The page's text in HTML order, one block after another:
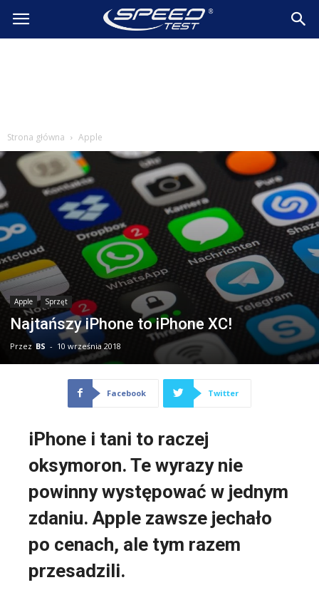
SpeedTest.pl
Strona główna Apple
Apple Sprzęt
Najtańszy iPhone to iPhone XC!
Przez BS - 10 września 2018
Facebook Twitter
iPhone i tani to raczej
oksymoron. Te wyrazy nie
powinny występować w jednym
zdaniu. Apple zawsze jechało
po cenach, ale tym razem
przesadzili.